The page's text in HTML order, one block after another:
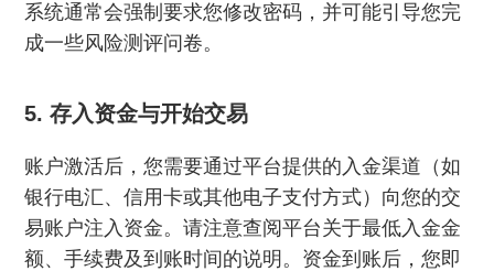
系统通常会强制要求您修改密码，并可能引导您完
成一些风险测评问卷。
5. 存入资金与开始交易
账户激活后，您需要通过平台提供的入金渠道（如
银行电汇、信用卡或其他电子支付方式）向您的交
易账户注入资金。请注意查阅平台关于最低入金金
额、手续费及到账时间的说明。资金到账后，您即